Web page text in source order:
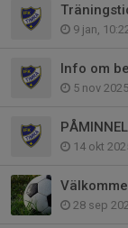
9 jan,
Info om
5 nov 2025
14 okt
28 sep